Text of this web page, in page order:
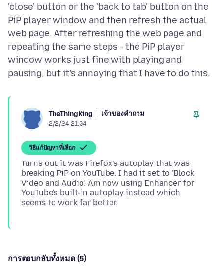
'close' button or the 'back to tab' button on the
PiP player window and then refresh the actual
web page. After refreshing the web page and
repeating the same steps - the PiP player
window works just fine with playing and
TheThingKing เจ้าของคำถาม
2/2/24 21:04
วิธีแก้ปัญหาที่เลือก
Turns out it was Firefox's autoplay that was
breaking PiP on YouTube. I had it set to 'Block
Video and Audio'. Am now using Enhancer for
YouTube's built-in autoplay instead which
การตอบกลับทั้งหมด (5)